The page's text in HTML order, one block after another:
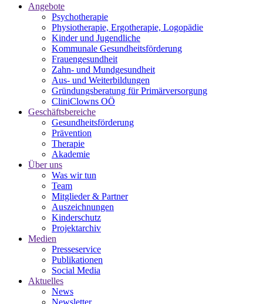
Angebote
Psychotherapie
Physiotherapie, Ergotherapie, Logopädie
Kinder und Jugendliche
Kommunale Gesundheitsförderung
Frauengesundheit
Zahn- und Mundgesundheit
Aus- und Weiterbildungen
Gründungsberatung für Primärversorgung
CliniClowns OÖ
Geschäftsbereiche
Gesundheitsförderung
Prävention
Therapie
Akademie
Über uns
Was wir tun
Team
Mitglieder & Partner
Auszeichnungen
Kinderschutz
Projektarchiv
Medien
Presseservice
Publikationen
Social Media
Aktuelles
News
Newsletter